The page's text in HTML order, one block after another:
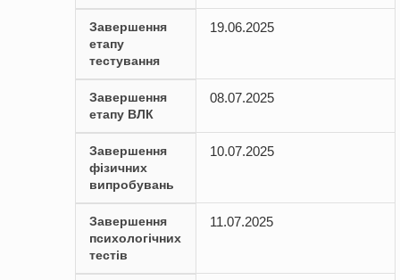
Завершення
етапу
тестування
19.06.2025
Завершення
етапу ВЛК
08.07.2025
Завершення
фізичних
випробувань
10.07.2025
Завершення
психологічних
тестів
11.07.2025